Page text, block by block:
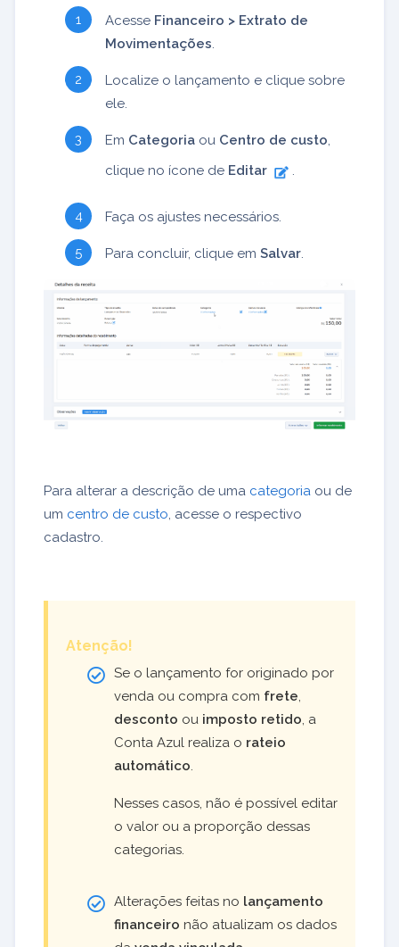
Acesse Financeiro > Extrato de
Movimentações
Localize o lançamento e clique sobre
ele.
Em Categoria ou Centro de custo
clique no ícone de Editar .
Faça os ajustes necessários.
Para concluir, clique em Salvar
Para alterar a descrição de uma categoria ou de
um centro de custo, acesse o respectivo
cadastro.
Atenção!
Se o lançamento for originado por
venda ou compra com frete
desconto ou imposto retido , a
Conta Azul realiza o rateio
automático
Nesses casos, não é possível editar
o valor ou a proporção dessas
categorias.
Alterações feitas no lançamento
financeiro não atualizam os dados